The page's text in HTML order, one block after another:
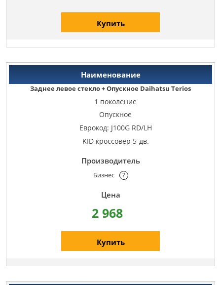
Купить
Заднее левое стекло + Опускное Daihatsu Terios
1 поколение
Опускное
Еврокод: J100G RD/LH
KID кроссовер 5-дв.
Бизнес ?
2 968
Купить